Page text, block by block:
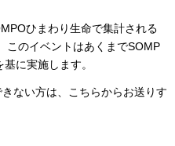
ひまわり生命で集計される
このイベントはあくまでSOMP
に実施します。
ない方は、こちらからお送りす